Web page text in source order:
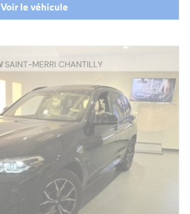
Voir le véhicule